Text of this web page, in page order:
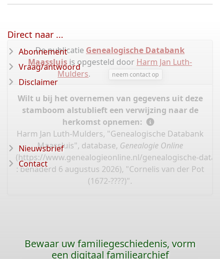
De publicatie Genealogische Databank
Maassluis is opgesteld door Harm Jan Luth-
Mulders. neem contact op
Wilt u bij het overnemen van gegevens uit deze
stamboom alstublieft een verwijzing naar de
herkomst opnemen:
Harm Jan Luth-Mulders, "Genealogische Databank
Maassluis", database, Genealogie Online
(https://www.genealogieonline.nl/genealogische-
: benaderd 6 augustus 2026), "Cornelis van der Pot
(1672-????)".
Direct naar ...
Abonnement
Vraag/antwoord
Disclaimer
Nieuwsbrief
Contact
Bewaar uw familiegeschiedenis, vorm
een digitaal familiearchief